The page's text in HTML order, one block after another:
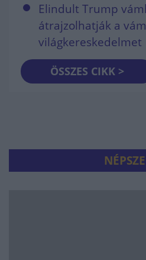
Elindult Trump
átrajzolhatják a
világkereskedelmet
ÖSSZES CIKK >